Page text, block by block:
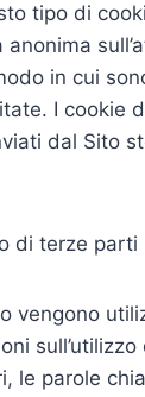
tipo di
in cui
I cookie
dal Sito
di terze parti
vengono
le parole